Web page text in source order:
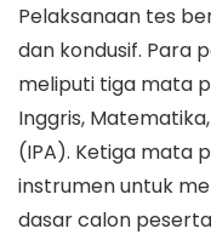
Pelaksanaan tes
dan kondusif. Para
meliputi tiga mata
Inggris,
(IPA). Ketiga mata
instrumen untuk
dasar calon